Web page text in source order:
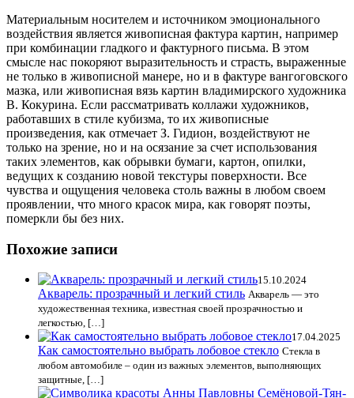
Материальным носителем и источником эмоционального
воздействия является живописная фактура картин, например
при комбинации гладкого и фактурного письма. В этом
смысле нас покоряют выразительность и страсть, выраженные
не только в живописной манере, но и в фактуре вангоговского
мазка, или живописная вязь картин владимирского художника
В. Кокурина. Если рассматривать коллажи художников,
работавших в стиле кубизма, то их живописные
произведения, как отмечает З. Гидион, воздействуют не
только на зрение, но и на осязание за счет использования
таких элементов, как обрывки бумаги, картон, опилки,
ведущих к созданию новой текстуры поверхности. Все
чувства и ощущения человека столь важны в любом своем
проявлении, что много красок мира, как говорят поэты,
померкли бы без них.
Похожие записи
15.10.2024
Акварель: прозрачный и легкий стиль Акварель — это
художественная техника, известная своей прозрачностью и
легкостью, […]
17.04.2025
Как самостоятельно выбрать лобовое стекло Стекла в
любом автомобиле – один из важных элементов, выполняющих
защитные, […]